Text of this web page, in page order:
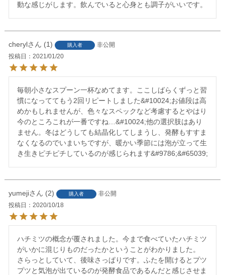
動な感じがします。飲んでいると心身とも調子がいいです。
cheryl 1 購入者
非公開
投稿日
2021/01/20
毎朝小さなスプーン一杯なめてます。ここしばらくずっと習
慣になっててもう2回リピートしました&#10024;お値段は高
めかもしれませんが、色々なスペックなど考慮するとやはり
今のところこれが一番ですね…&#10024;他の選択肢はあり
ません。冬はどうしても結晶化してしまうし、発酵もすすま
なくなるのでいまいちですが、暖かい季節には泡が立って生
き生きピチピチしているのが感じられます&#9786;&#65039;
yumeji 2 購入者
非公開
投稿日
2020/10/18
ハチミツの概念が覆されました。今まで食べていたハチミツ
がいかに混じりものだったかということがわかりました。
さらっとしていて、後味さっぱりです。ふたを開けるとプツ
プツと気泡が出ているのが発酵食品であるんだと感じさせま